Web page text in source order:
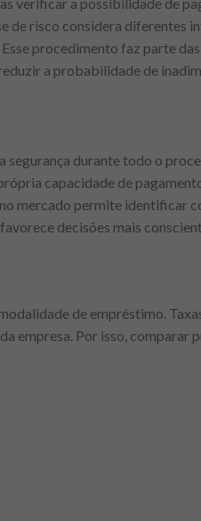
de risco considera diferentes
procedimento faz parte
a probabilidade de
durante todo o
capacidade de
mercado permite identificar
decisões mais
de empréstimo.
empresa. Por isso, comparar